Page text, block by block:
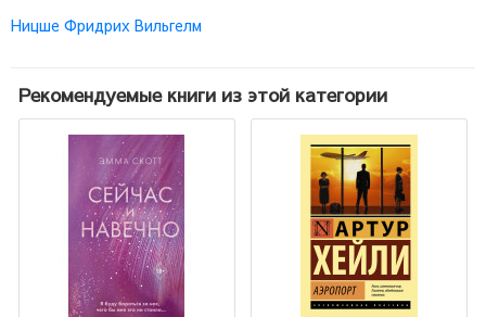
Ницше Фридрих Вильгелм
Рекомендуемые книги из этой категории